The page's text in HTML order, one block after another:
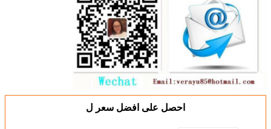
احصل على افضل سعر ل